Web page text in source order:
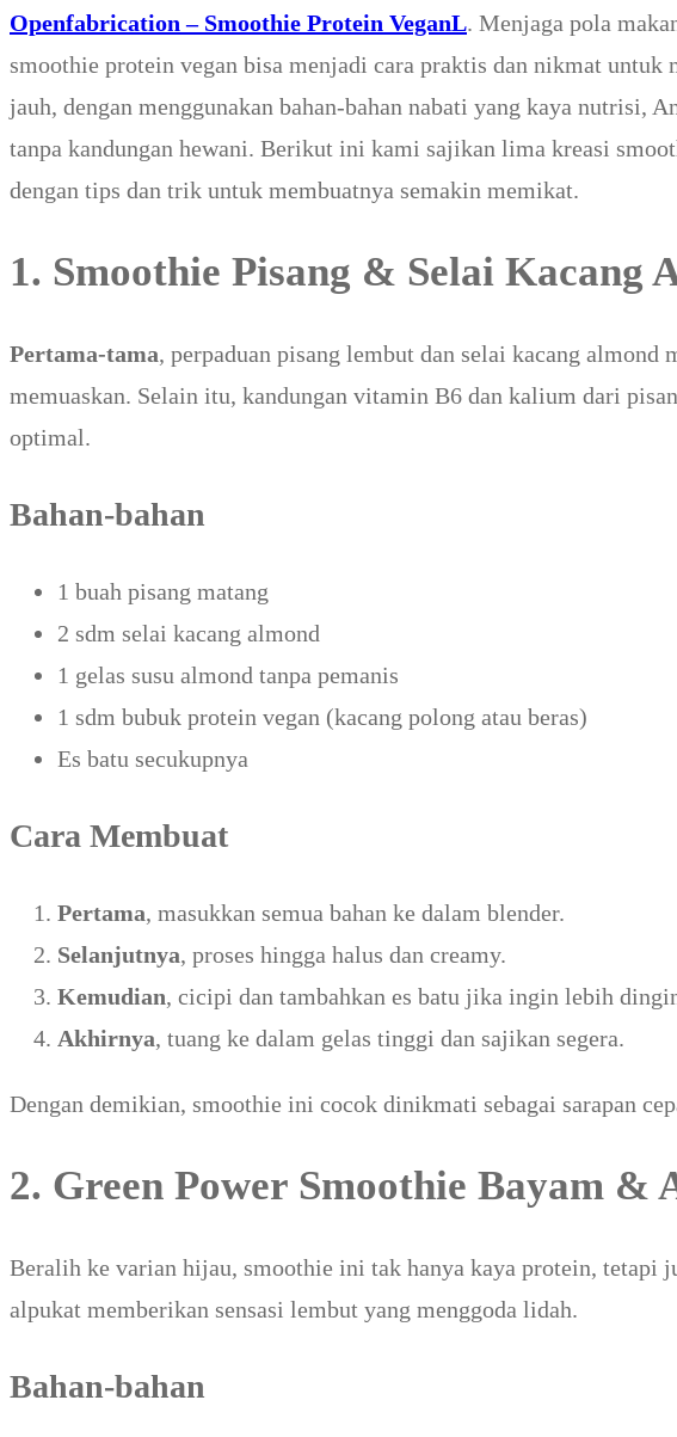
Openfabrication – Smoothie Protein VeganL. Menjaga pola
smoothie protein vegan bisa menjadi cara praktis dan nikmat untuk
jauh, dengan menggunakan bahan-bahan nabati yang kaya nutrisi,
tanpa kandungan hewani. Berikut ini kami sajikan lima kreasi
dengan tips dan trik untuk membuatnya semakin memikat.
1. Smoothie Pisang & Selai Kacang
Pertama-tama, perpaduan pisang lembut dan selai kacang almond
memuaskan. Selain itu, kandungan vitamin B6 dan kalium dari
optimal.
Bahan-bahan
1 buah pisang matang
2 sdm selai kacang almond
1 gelas susu almond tanpa pemanis
1 sdm bubuk protein vegan (kacang polong atau beras)
Es batu secukupnya
Cara Membuat
Pertama, masukkan semua bahan ke dalam blender.
Selanjutnya, proses hingga halus dan creamy.
Kemudian, cicipi dan tambahkan es batu jika ingin lebih
Akhirnya, tuang ke dalam gelas tinggi dan sajikan segera.
Dengan demikian, smoothie ini cocok dinikmati sebagai sarapan
2. Green Power Smoothie Bayam &
Beralih ke varian hijau, smoothie ini tak hanya kaya protein, tetapi
alpukat memberikan sensasi lembut yang menggoda lidah.
Bahan-bahan